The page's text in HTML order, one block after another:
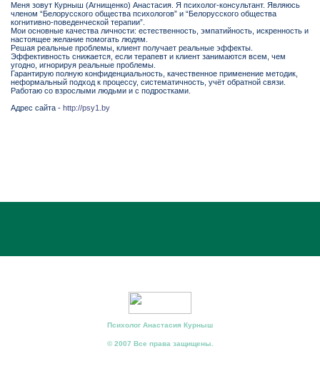
Меня зовут Курныш (Агнищенко) Анастасия. Я психолог-консультант. Являюсь
членом “Белорусского общества психологов” и “Белорусского общества
когнитивно-поведенческой терапии”.
Мои основные качества личности: естественность, эмпатийность, искренность и
настоящее желание помогать людям.
Решая реальные проблемы, клиент получает реальные эффекты.
Эффективность снижается, если терапевт и клиент занимаются всем, чем
угодно, игнорируя реальные проблемы.
Гарантирую полную конфиденциальность, качественное применение методик,
неформальный подход к процессу, систематичность, учёт обратной связи.
Работаю со взрослыми людьми и с подростками.
Адрес сайта - http://psy1.by
Психолог Анастасия Курныш
© 2007 Все права защищены.